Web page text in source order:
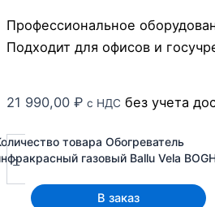
Профессиональное
Подходит для офисов и
21 990,00 ₽ с НДС без учета
-
товара Обогреватель
газовый Ballu Vela
В заказ